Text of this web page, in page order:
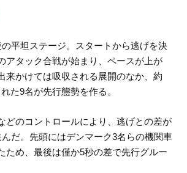
平坦ステージ。スタートから逃げを決
アタック合戦が始まり、ペースが上が
来かけては吸収される展開のなか、約
た9名が先行態勢を作る。
どのコントロールにより、逃げとの差が
だ。先頭にはデンマーク3名らの機関車
ため、最後は僅か5秒の差で先行グルー